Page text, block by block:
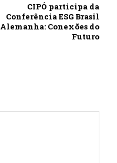
CIPÓ participa da
Conferência ESG Brasil
Alemanha: Conexões do
Futuro